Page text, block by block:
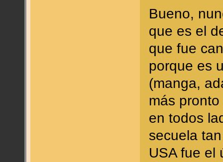
Bueno,
que es el
que fue
porque es
(manga,
más
en todos
secuela
USA fue el